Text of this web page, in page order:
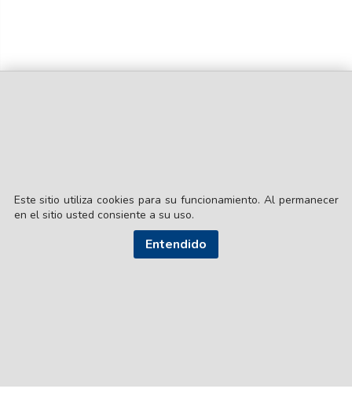
Director Editorial: Lic. Gustavo Eduardo Ick
Este sitio utiliza cookies para su funcionamiento. Al permanecer
en el sitio usted consiente a su uso.
Entendido